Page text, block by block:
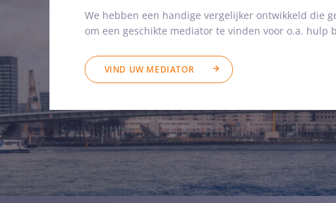
We hebben een handige vergelijker ontwikkeld die
om een geschikte mediator te vinden voor o.a. hulp
VIND UW MEDIATOR